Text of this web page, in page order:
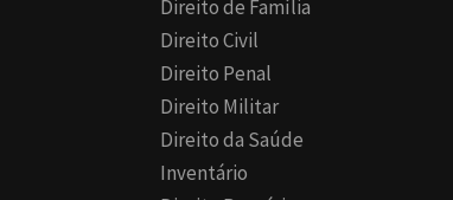
Direito de Família
Direito Civil
Direito Penal
Direito Militar
Direito da Saúde
Inventário